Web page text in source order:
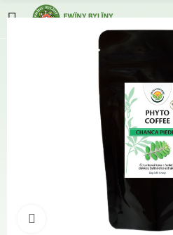
Klikněte pro zvětšení